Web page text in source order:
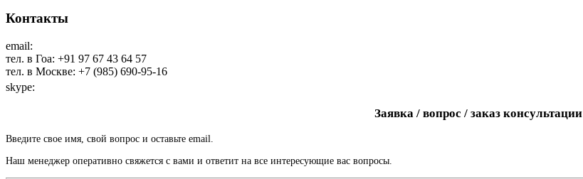
Контакты
email:
тел. в Гоа: +91 97 67 43 64 57
тел. в Москве: +7 (985) 690-95-16
skype:
Заявка / вопрос / заказ консультации
Введите свое имя, свой вопрос и оставьте email.
Наш менеджер оперативно свяжется с вами и ответит на все интересующие вас вопросы.